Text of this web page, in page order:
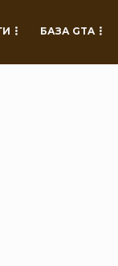
БАЗА GTA